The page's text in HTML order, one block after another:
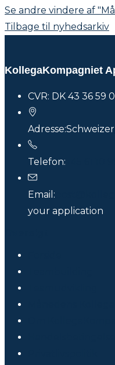
Se andre vindere af
Tilbage til nyhedsarkiv
KollegaKompagniet
CVR: DK 43 36 59
Adresse:
Telefon:
Email:
your application